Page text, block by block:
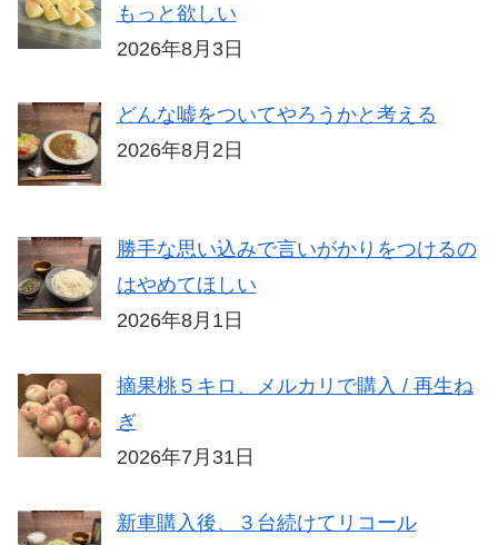
もっと欲しい
2026年8月3日
どんな嘘をついてやろうかと考える
2026年8月2日
勝手な思い込みで言いがかりをつけるの
はやめてほしい
2026年8月1日
摘果桃５キロ、メルカリで購入 / 再生ね
ぎ
2026年7月31日
新車購入後、３台続けてリコール